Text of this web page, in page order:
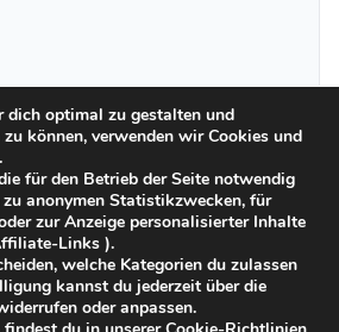
aufgeben
dich optimal zu gestalten und
können, verwenden wir Cookies und
für den Betrieb der Seite notwendig
anonymen Statistikzwecken, für
zur Anzeige personalisierter Inhalte
Links ).
welche Kategorien du zulassen
kannst du jederzeit über die
oder anpassen.